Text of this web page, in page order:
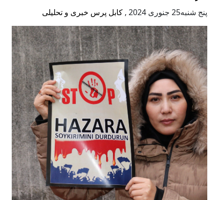
پنج شنبه25 جنوری 2024 , کابل پرس خبری و تحلیلی